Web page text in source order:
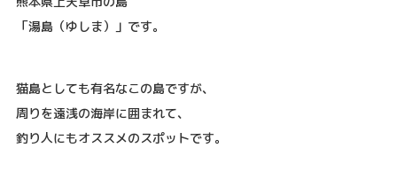
「湯島（ゆしま）」です。
猫島としても有名なこの島ですが、
周りを遠浅の海岸に囲まれて、
釣り人にもオススメのスポットです。